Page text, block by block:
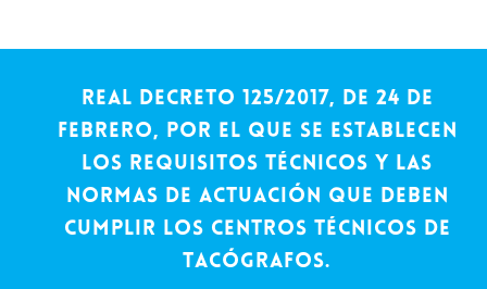
Real Decreto 125/2017, de 24 de
febrero, por el que se establecen
los requisitos técnicos y las
normas de actuación que deben
cumplir los centros técnicos de
tacógrafos.